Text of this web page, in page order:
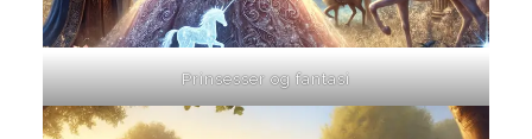
Prinsesser og fantasi